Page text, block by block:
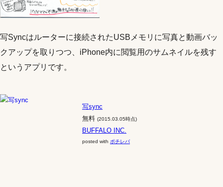
写Syncはルーターに接続されたUSBメモリに写真と動画バッ
クアップを取りつつ、iPhone内に閲覧用のサムネイルを残す
というアプリです。
写sync
無料 (2015.03.05時点)
BUFFALO INC.
posted with ポチレバ